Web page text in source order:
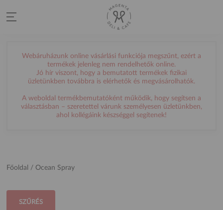
Webáruházunk online vásárlási funkciója megszűnt, ezért a
termékek jelenleg nem rendelhetők online.
Jó hír viszont, hogy a bemutatott termékek fizikai
üzletünkben továbbra is elérhetők és megvásárolhatók.
A weboldal termékbemutatóként működik, hogy segítsen a
választásban – szeretettel várunk személyesen üzletünkben,
ahol kollégáink készséggel segítenek!
Főoldal / Ocean Spray
SZŰRÉS